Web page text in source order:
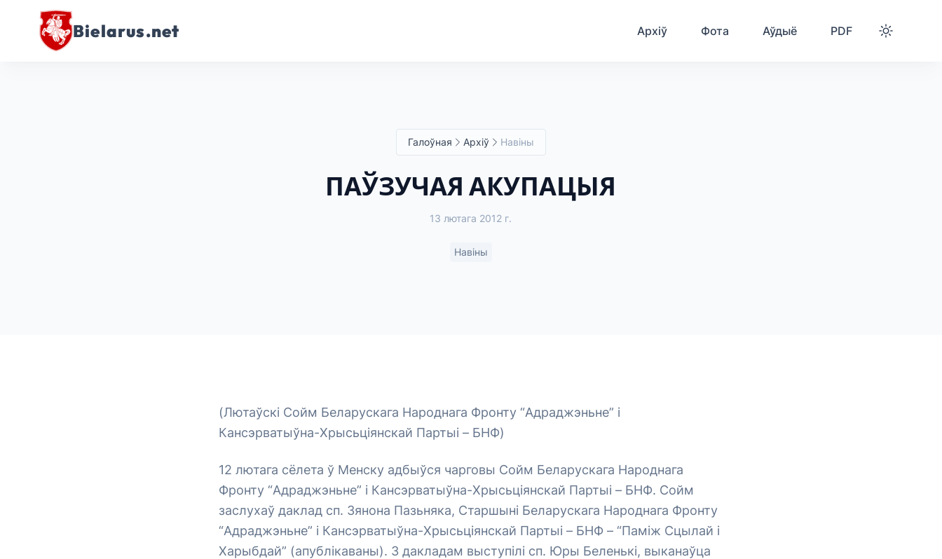
Bielarus.net Архіў Фота Аўдыё PDF
Галоўная Архіў Навіны
ПАЎЗУЧАЯ АКУПАЦЫЯ
13 лютага 2012 г.
Навіны
(Лютаўскі Сойм Беларускага Народнага Фронту “Адраджэньне” і
Кансэрватыўна-Хрысьціянскай Партыі – БНФ)
12 лютага сёлета ў Менску адбыўся чарговы Сойм Беларускага Народнага
Фронту “Адраджэньне” і Кансэрватыўна-Хрысьціянскай Партыі – БНФ. Сойм
заслухаў даклад сп. Зянона Пазьняка, Старшыні Беларускага Народнага Фронту
“Адраджэньне” і Кансэрватыўна-Хрысьціянскай Партыі – БНФ – “Паміж Сцылай і
Харыбдай” (апублікаваны). З дакладам выступілі сп. Юры Беленькі, выканаўца